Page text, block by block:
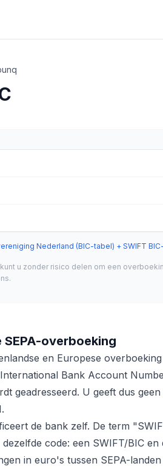
Nederland (BIC-tabel) + SWIFT
u zonder risico delen om een
SEPA-overboeking
en Europese
Bank Account
geadresseerd. U geeft dus
de bank zelf. De term
code: een SWIFT/BIC en
in euro's tussen SEPA-